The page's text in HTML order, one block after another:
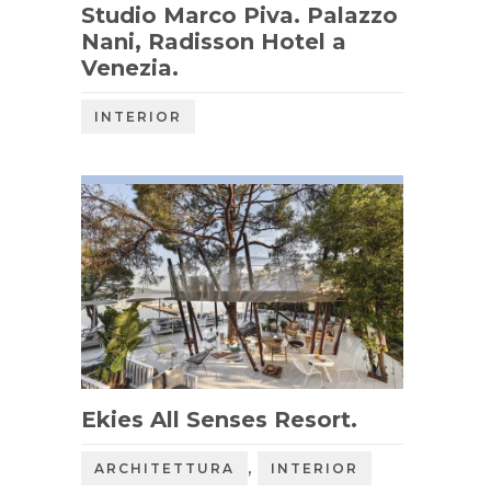
Studio Marco Piva. Palazzo
Nani, Radisson Hotel a
Venezia.
INTERIOR
Ekies All Senses Resort.
ARCHITETTURA , INTERIOR